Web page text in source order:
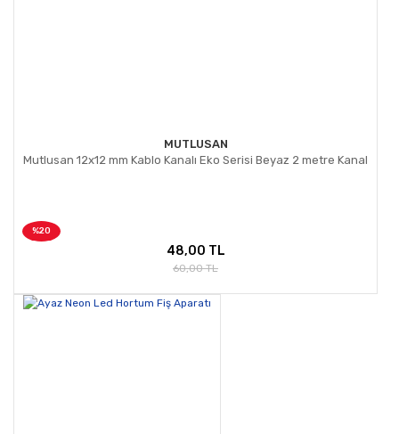
MUTLUSAN
Mutlusan 12x12 mm Kablo Kanalı Eko Serisi Beyaz 2 metre Kanal
%20
48,00 TL
60,00 TL